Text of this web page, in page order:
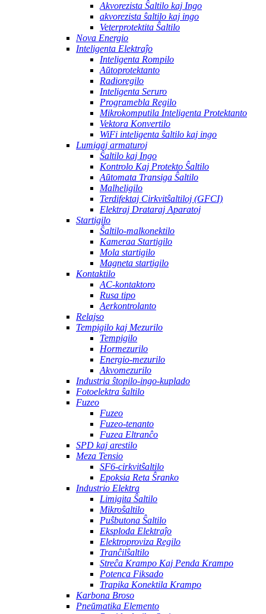
Akvorezista Ŝaltilo kaj Ingo
akvorezista ŝaltilo kaj ingo
Veterprotektita Ŝaltilo
Nova Energio
Inteligenta Elektraĵo
Inteligenta Rompilo
Aŭtoprotektanto
Radioregilo
Inteligenta Seruro
Programebla Regilo
Mikrokomputila Inteligenta Protektanto
Vektora Konvertilo
WiFi inteligenta ŝaltilo kaj ingo
Lumigaj armaturoj
Ŝaltilo kaj Ingo
Kontrolo Kaj Protekto Ŝaltilo
Aŭtomata Transiga Ŝaltilo
Malheligilo
Terdifektaj Cirkvitŝaltiloj (GFCI)
Elektraj Drataraj Aparatoj
Startigilo
Ŝaltilo-malkonektilo
Kameraa Startigilo
Mola startigilo
Magneta startigilo
Kontaktilo
AC-kontaktoro
Rusa tipo
Aerkontrolanto
Relajso
Tempigilo kaj Mezurilo
Tempigilo
Hormezurilo
Energio-mezurilo
Akvomezurilo
Industria ŝtopilo-ingo-kuplado
Fotoelektra ŝaltilo
Fuzeo
Fuzeo
Fuzeo-tenanto
Fuzea Eltranĉo
SPD kaj arestilo
Meza Tensio
SF6-cirkvitŝaltilo
Epoksia Reta Ŝranko
Industrio Elektra
Limigita Ŝaltilo
Mikroŝaltilo
Puŝbutona Ŝaltilo
Eksploda Elektraĵo
Elektroproviza Regilo
Tranĉilŝaltilo
Streĉa Krampo Kaj Penda Krampo
Potenca Fiksado
Trapika Konektila Krampo
Karbona Broso
Pneŭmatika Elemento